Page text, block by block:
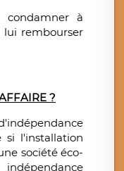
condamner à
lui rembourser
?
si l'installation
société éco-